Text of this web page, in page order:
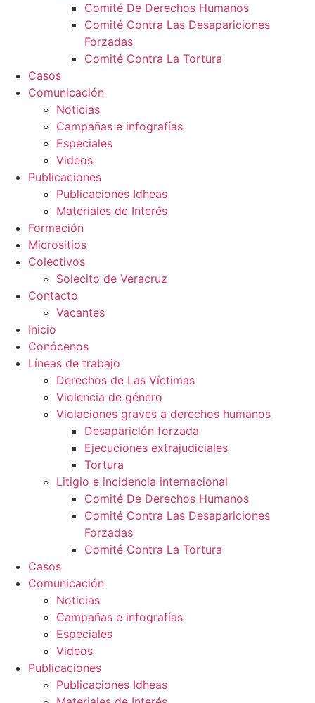
Comité De Derechos Humanos​
Comité Contra Las Desapariciones
Forzadas
Comité Contra La Tortura​
Casos
Comunicación
Noticias
Campañas e infografías
Especiales
Videos
Publicaciones
Publicaciones Idheas
Materiales de Interés
Formación
Micrositios
Colectivos
Solecito de Veracruz
Contacto
Vacantes
Inicio
Conócenos
Líneas de trabajo
Derechos de Las Víctimas
Violencia de género
Violaciones graves a derechos humanos
Desaparición forzada​
Ejecuciones extrajudiciales
Tortura
Litigio e incidencia internacional
Comité De Derechos Humanos​
Comité Contra Las Desapariciones
Forzadas
Comité Contra La Tortura​
Casos
Comunicación
Noticias
Campañas e infografías
Especiales
Videos
Publicaciones
Publicaciones Idheas